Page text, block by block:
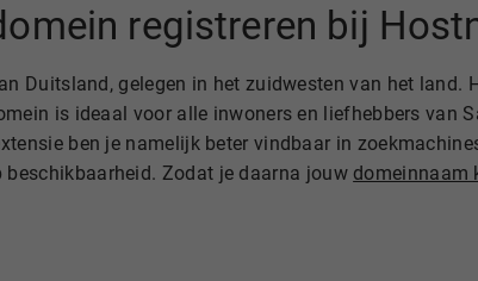
registreren bij
Duitsland, gelegen in het zuidwesten van het
is ideaal voor alle inwoners en liefhebbers van
ben je namelijk beter vindbaar in
beschikbaarheid. Zodat je daarna jouw domeinnaam